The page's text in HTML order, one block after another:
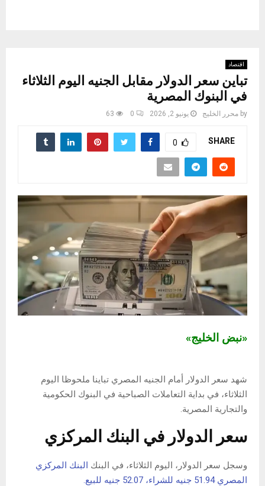
اقتصاد
تباين سعر الدولار مقابل الجنيه اليوم الثلاثاء
في البنوك المصرية
by محرر الخليج يونيو 2, 2026 0
63
SHARE
0
«نبض الخليج»
شهد سعر الدولار أمام الجنيه المصري تباينا ملحوظا اليوم
الثلاثاء، في بداية التعاملات الصباحية في البنوك الحكومية
والتجارية المصرية.
سعر الدولار في البنك المركزي
وسجل سعر الدولار، اليوم الثلاثاء، في البنك البنك المركزي
المصري 51.94 جنيه للشراء، 52.07 جنيه للبيع.